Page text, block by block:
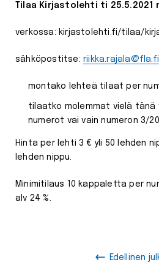
Tilaa Kirjastolehti ti 25.5.2021
verkossa: kirjastolehti.fi/tilaa/
sähköpostitse: riikka.rajala@fla.fi
montako lehteä tilaat per
tilaatko molemmat vielä tänä
numerot vai vain numeron 3/
Hinta per lehti 3 € yli 50 lehden
lehden nippu.
Minimitilaus 10 kappaletta per
alv 24 %.
Edellinen